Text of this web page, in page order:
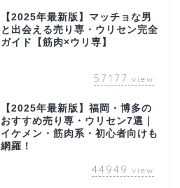
【2025年最新版】マッチョな男
と出会える売り専・ウリセン完全
ガイド【筋肉×ウリ専】
57177 view
【2025年最新版】福岡・博多の
おすすめ売り専・ウリセン7選｜
イケメン・筋肉系・初心者向けも
網羅！
44949 view